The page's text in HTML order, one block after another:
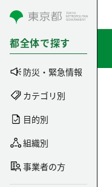
コンテンツにスキップ
都全体で探す
防災・緊急情報
カテゴリ別
目的別
組織別
事業者の方